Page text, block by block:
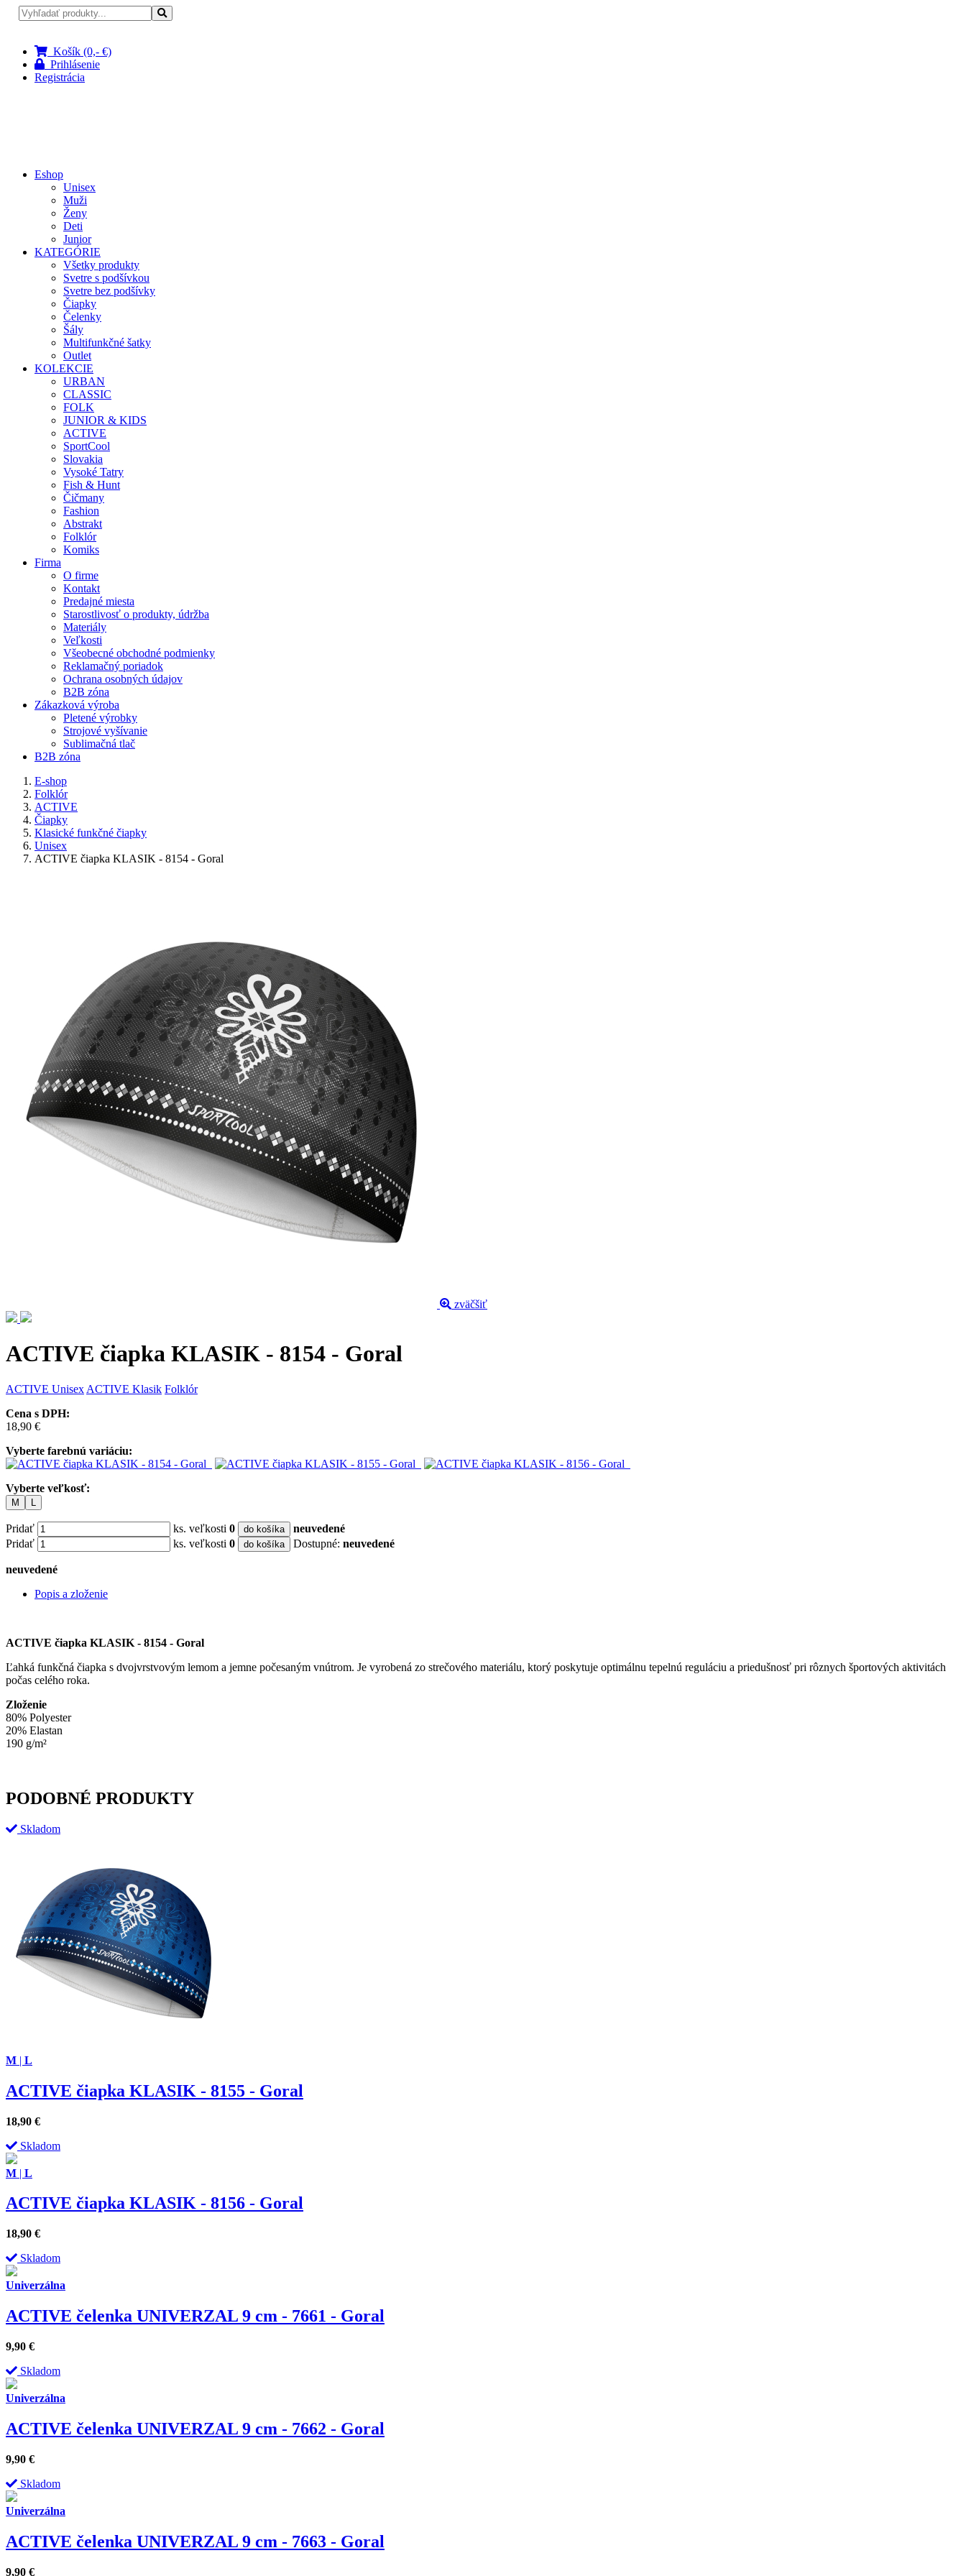
Košík (0,- €)
Prihlásenie
Registrácia
Eshop
Unisex
Muži
Ženy
Deti
Junior
KATEGÓRIE
Všetky produkty
Svetre s podšívkou
Svetre bez podšívky
Čiapky
Čelenky
Šály
Multifunkčné šatky
Outlet
KOLEKCIE
URBAN
CLASSIC
FOLK
JUNIOR & KIDS
ACTIVE
SportCool
Slovakia
Vysoké Tatry
Fish & Hunt
Čičmany
Fashion
Abstrakt
Folklór
Komiks
Firma
O firme
Kontakt
Predajné miesta
Starostlivosť o produkty, údržba
Materiály
Veľkosti
Všeobecné obchodné podmienky
Reklamačný poriadok
Ochrana osobných údajov
B2B zóna
Zákazková výroba
Pletené výrobky
Strojové vyšívanie
Sublimačná tlač
B2B zóna
E-shop
Folklór
ACTIVE
Čiapky
Klasické funkčné čiapky
Unisex
ACTIVE čiapka KLASIK - 8154 - Goral
zväčšiť
ACTIVE čiapka KLASIK - 8154 - Goral
ACTIVE Unisex ACTIVE Klasik Folklór
Cena s DPH:
18,90 €
Vyberte farebnú variáciu:
Vyberte veľkosť:
M
Pridať ks. veľkosti 0 do košíka
neuvedené
Pridať
ks. veľkosti 0 do košíka Dostupné: neuvedené
neuvedené
Popis a zloženie
ACTIVE čiapka KLASIK - 8154 - Goral
Ľahká funkčná čiapka s dvojvrstvovým lemom a jemne počesaným vnútrom. Je vyrobená zo strečového materiálu, ktorý poskytuje optimálnu tepelnú reguláciu a priedušnosť pri rôznych športových aktivitách
počas celého roka.
Zloženie
80% Polyester
20% Elastan
190 g/m²
PODOBNÉ PRODUKTY
Skladom
M | L
ACTIVE čiapka KLASIK - 8155 - Goral
18,90 €
Skladom
M | L
ACTIVE čiapka KLASIK - 8156 - Goral
18,90 €
Skladom
Univerzálna
ACTIVE čelenka UNIVERZAL 9 cm - 7661 - Goral
9,90 €
Skladom
Univerzálna
ACTIVE čelenka UNIVERZAL 9 cm - 7662 - Goral
9,90 €
Skladom
Univerzálna
ACTIVE čelenka UNIVERZAL 9 cm - 7663 - Goral
9,90 €